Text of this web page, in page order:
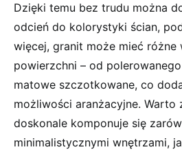
Dzięki temu bez trudu można
odcień do kolorystyki ścian,
więcej, granit może mieć różne
powierzchni – od
matowe szczotkowane, co
możliwości aranżacyjne. Warto
doskonale komponuje się
minimalistycznymi wnętrzami,